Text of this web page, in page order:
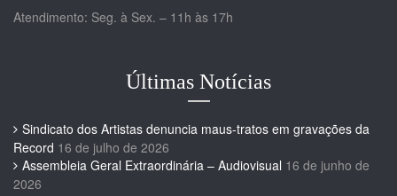
Atendimento: Seg. à Sex. – 11h às 17h
Últimas Notícias
Sindicato dos Artistas denuncia maus-tratos em gravações da
Record 16 de julho de 2026
Assembleia Geral Extraordinária – Audiovisual 16 de junho de
2026